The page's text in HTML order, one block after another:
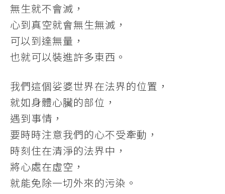
無生就不會滅，
心到真空就會無生無滅，
可以到達無量，
也就可以裝進許多東西。
我們這個娑婆世界在法界的位置，
就如身體心臟的部位，
遇到事情，
要時時注意我們的心不受牽動，
時刻住在清淨的法界中，
將心處在虛空，
就能免除一切外來的污染。